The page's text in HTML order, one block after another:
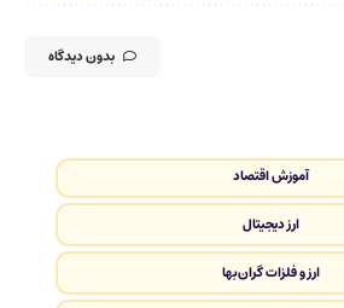
بدون دیدگاه
آموزش اقتصاد
ارز دیجیتال
ارز و فلزات گران‌بها